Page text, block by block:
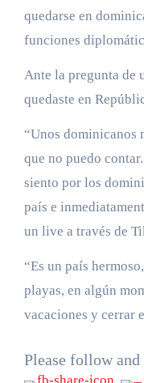
quedarse en
funciones
Ante la pregunta de
quedaste en
“Unos dominicanos
que no puedo
siento por los
país e
un live a través de
“Es un país
playas, en algún
vacaciones y cerrar
Please follow